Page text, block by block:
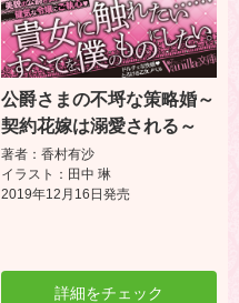
公爵さまの不埒な策略婚～
契約花嫁は溺愛される～
著者：香村有沙
イラスト：田中 琳
2019年12月16日発売
詳細をチェック